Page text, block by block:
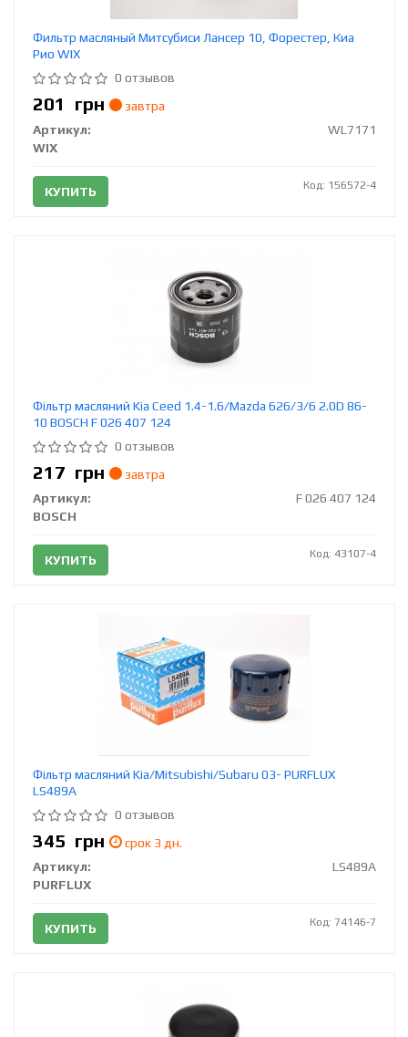
Фильтр масляный Митсубиси Лансер 10, Форестер, Киа
Рио WIX
0 отзывов
201 грн
завтра
Артикул:
WL7171
WIX
КУПИТЬ Код: 156572-4
Фільтр масляний Kia Ceed 1.4-1.6/Mazda 626/3/6 2.0D 86-
10 BOSCH F 026 407 124
0 отзывов
217 грн
завтра
Артикул:
F 026 407 124
BOSCH
КУПИТЬ Код: 43107-4
Фільтр масляний Kia/Mitsubishi/Subaru 03- PURFLUX
LS489A
0 отзывов
345 грн
срок 3 дн.
Артикул:
LS489A
PURFLUX
КУПИТЬ Код: 74146-7